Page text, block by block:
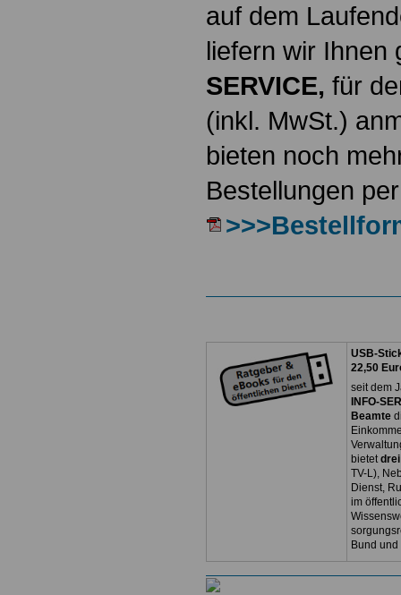
auf dem
liefern wir
SERVICE, für
(inkl. MwSt.)
bieten noch
Bestellungen
USB-
22,50
seit dem
INFO-
Beamte
bietet
TV-L),
Dienst,
im
Bund